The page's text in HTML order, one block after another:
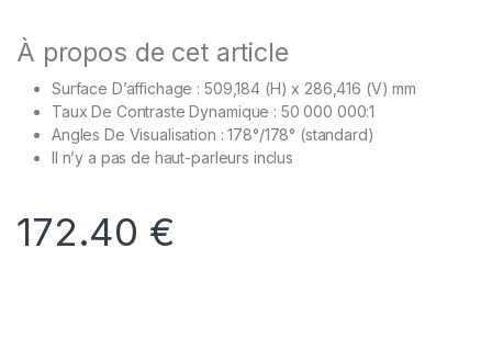
À propos de cet article
Surface D’affichage : 509,184 (H) x 286,416 (V) mm
Taux De Contraste Dynamique : 50 000 000:1
Angles De Visualisation : 178°/178° (standard)
Il n’y a pas de haut-parleurs inclus
172.40 €